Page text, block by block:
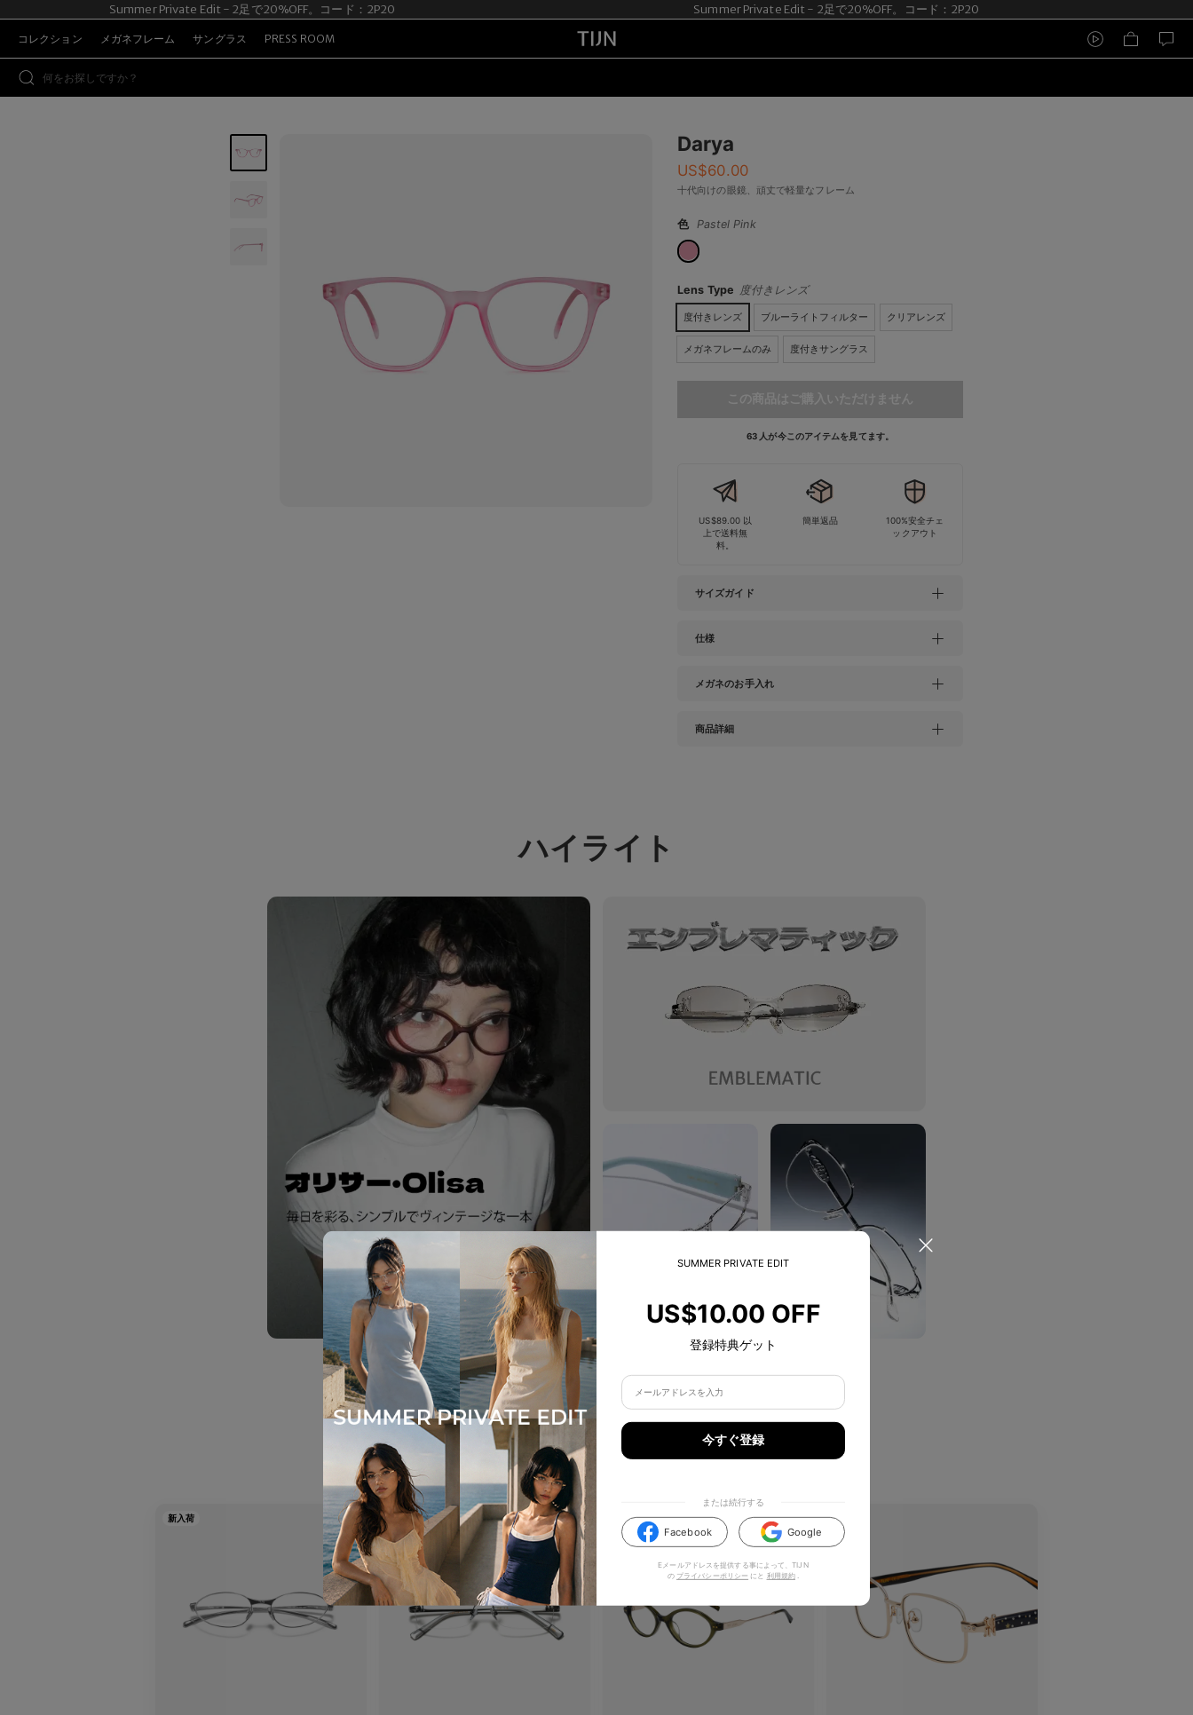
Summer Private Edit - 2足で20%OFF。コード：2P20 Summer Private Edit - 2足で20%OFF。コード：2P20
コレクション メガネフレーム サングラス PRESS ROOM
Darya
US$60.00
十代向けの眼鏡、頑丈で軽量なフレーム
色 Pastel Pink
Lens Type 度付きレンズ
度付きレンズ ブルーライトフィルター クリアレンズ
メガネフレームのみ 度付きサングラス
この商品はご購入いただけません
63 人が今このアイテムを見てます。
US$89.00 以
上で送料無
料。
簡単返品
100%安全チェ
ックアウト
サイズガイド
仕様
メガネのお手入れ
商品詳細
ハイライト
このアイテムもいかがでしょうか？
新入荷 新入荷
SUMMER PRIVATE EDIT
US$10.00 OFF
登録特典ゲット
今すぐ登録
または続行する
Facebook Google
Eメールアドレスを提供する事によって、TIJN
の プライバシーポリシー にと 利用規約